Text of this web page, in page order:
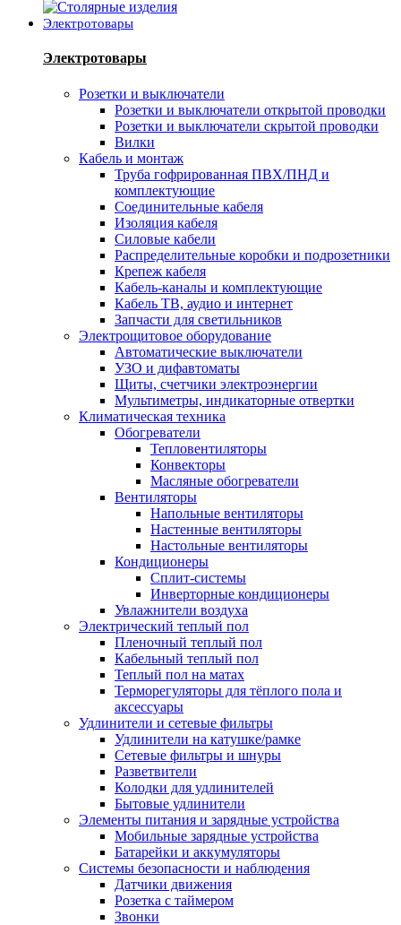
Электротовары
Электротовары
Розетки и выключатели
Розетки и выключатели открытой проводки
Розетки и выключатели скрытой проводки
Вилки
Кабель и монтаж
Труба гофрированная ПВХ/ПНД и
комплектующие
Соединительные кабеля
Изоляция кабеля
Силовые кабели
Распределительные коробки и подрозетники
Крепеж кабеля
Кабель-каналы и комплектующие
Кабель ТВ, аудио и интернет
Запчасти для светильников
Электрощитовое оборудование
Автоматические выключатели
УЗО и дифавтоматы
Щиты, счетчики электроэнергии
Мультиметры, индикаторные отвертки
Климатическая техника
Обогреватели
Тепловентиляторы
Конвекторы
Масляные обогреватели
Вентиляторы
Напольные вентиляторы
Настенные вентиляторы
Настольные вентиляторы
Кондиционеры
Сплит-системы
Инверторные кондиционеры
Увлажнители воздуха
Электрический теплый пол
Пленочный теплый пол
Кабельный теплый пол
Теплый пол на матах
Терморегуляторы для тёплого пола и
аксессуары
Удлинители и сетевые фильтры
Удлинители на катушке/рамке
Сетевые фильтры и шнуры
Разветвители
Колодки для удлинителей
Бытовые удлинители
Элементы питания и зарядные устройства
Мобильные зарядные устройства
Батарейки и аккумуляторы
Системы безопасности и наблюдения
Датчики движения
Розетка с таймером
Звонки